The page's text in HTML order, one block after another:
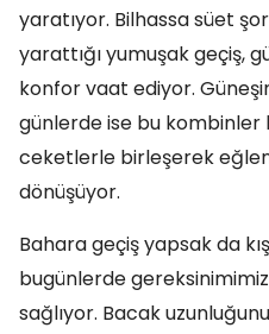
yaratıyor. Bilhassa süet
yarattığı yumuşak geçiş,
konfor vaat ediyor. Güneşin
günlerde ise bu kombinler
ceketlerle birleşerek
dönüşüyor.
Bahara geçiş yapsak da
bugünlerde gereksinimimiz
sağlıyor. Bacak